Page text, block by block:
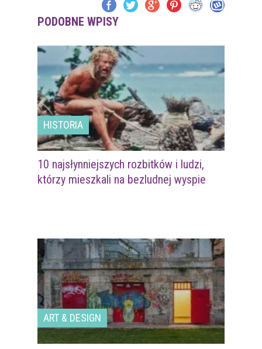
PODOBNE WPISY
HISTORIA
10 najsłynniejszych rozbitków i ludzi,
którzy mieszkali na bezludnej wyspie
ART & DESIGN